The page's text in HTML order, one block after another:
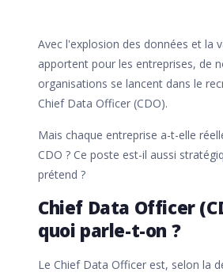
Avec l'explosion des données et la
apportent pour les entreprises, de
organisations se lancent dans le
Chief Data Officer (CDO).
Mais chaque entreprise a-t-elle
CDO ? Ce poste est-il aussi
prétend ?
Chief Data Officer
quoi parle-t-on ?
Le Chief Data Officer est, selon la